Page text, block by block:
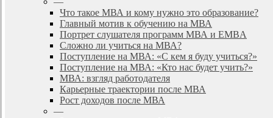
Что такое МВА и кому нужно это образование?
Главный мотив к обучению на МВА
Портрет слушателя программ МВА и EMBA
Сложно ли учиться на МВА?
Поступление на МВА: «С кем я буду учиться?»
Поступление на МВА: «Кто нас будет учить?»
МВА: взгляд работодателя
Карьерные траектории после МВА
Рост доходов после МВА
—